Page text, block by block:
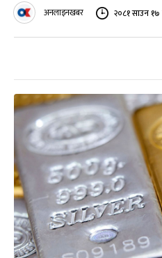
अनलाइनखबर २०८१ साउन १७